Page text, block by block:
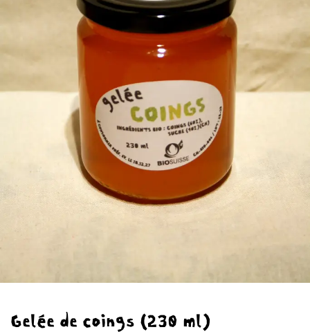
Gelée de coings (230 ml)